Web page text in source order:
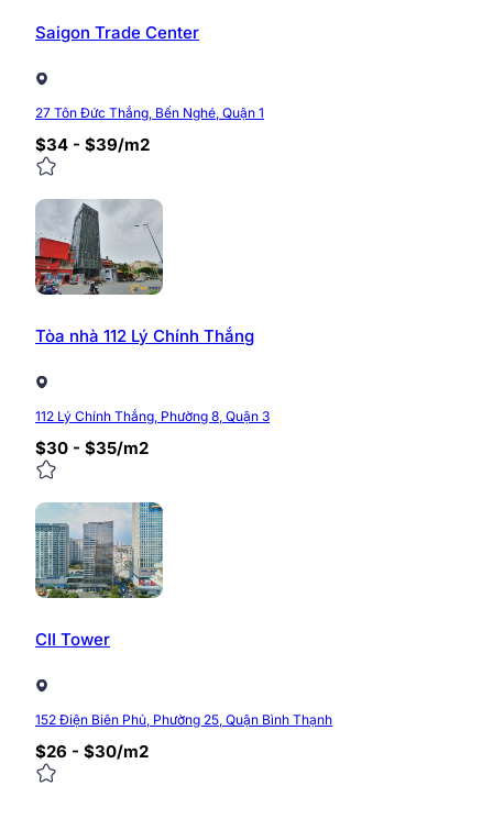
Saigon Trade Center
27 Tôn Đức Thắng, Bến Nghé, Quận 1
$34 - $39/m2
Tòa nhà 112 Lý Chính Thắng
112 Lý Chính Thắng, Phường 8, Quận 3
$30 - $35/m2
CII Tower
152 Điện Biên Phủ, Phường 25, Quận Bình Thạnh
$26 - $30/m2